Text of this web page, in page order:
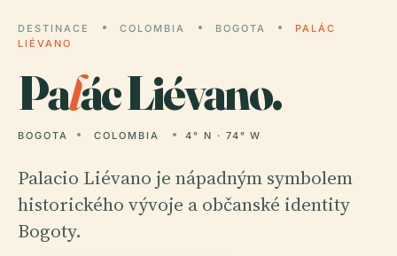
DESTINACE COLOMBIA BOGOTA
PALÁC
LIÉVANO
Palác Liévano.
BOGOTA COLOMBIA 4° N · 74° W
Palacio Liévano je nápadným symbolem
historického vývoje a občanské identity
Bogoty.